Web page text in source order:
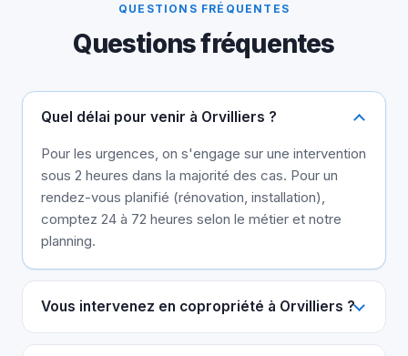
QUESTIONS FRÉQUENTES
Questions fréquentes
Quel délai pour venir à Orvilliers ?
Pour les urgences, on s'engage sur une intervention
sous 2 heures dans la majorité des cas. Pour un
rendez-vous planifié (rénovation, installation),
comptez 24 à 72 heures selon le métier et notre
planning.
Vous intervenez en copropriété à Orvilliers ?